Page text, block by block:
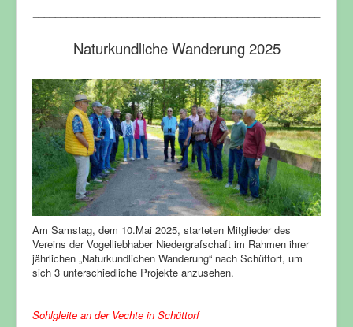
Naturkundliche Wanderung 2025
Am Samstag, dem 10.Mai 2025, starteten Mitglieder des
Vereins der Vogelliebhaber Niedergrafschaft im Rahmen ihrer
jährlichen „Naturkundlichen Wanderung“ nach Schüttorf, um
sich 3 unterschiedliche Projekte anzusehen.
Sohlgleite an der Vechte in Schüttorf